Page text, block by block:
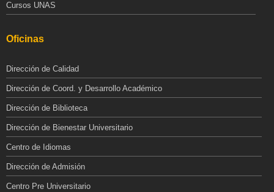
Cursos UNAS
Oficinas
Dirección de Calidad
Dirección de Coord. y Desarrollo Académico
Dirección de Biblioteca
Dirección de Bienestar Universitario
Centro de Idiomas
Dirección de Admisión
Centro Pre Universitario